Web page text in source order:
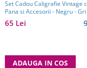
Set Cadou Caligrafie Vintage
Pana si Accesorii - Negru - Gri
65 Lei
ADAUGA IN COS